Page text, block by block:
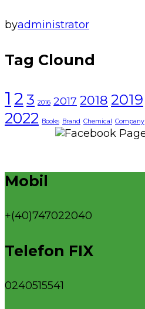
byadministrator
Tag Clound
1 2 3 2016 2017 2018 2019
2022 Books Brand Chemical Company
Mobil
+(40)747022040
Telefon FIX
0240515541